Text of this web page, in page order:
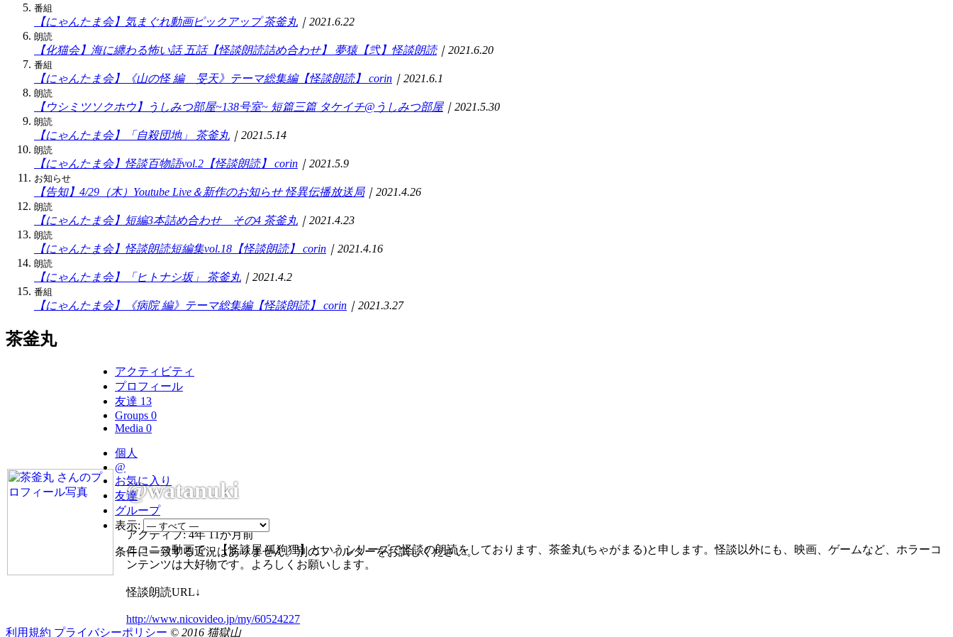
番組
【にゃんたま会】気まぐれ動画ピックアップ 茶釜丸 ｜2021.6.22
朗読
【化猫会】海に纏わる怖い話 五話【怪談朗読詰め合わせ】 夢猿【弐】怪談朗読｜2021.6.20
番組
【にゃんたま会】《山の怪 編 旻天》テーマ総集編【怪談朗読】 corin ｜2021.6.1
朗読
【ウシミツソクホウ】うしみつ部屋~138号室~ 短篇三篇 タケイチ@うしみつ部屋｜2021.5.30
朗読
【にゃんたま会】「自殺団地」 茶釜丸 ｜2021.5.14
朗読
【にゃんたま会】怪談百物語vol.2【怪談朗読】 corin ｜2021.5.9
お知らせ
【告知】4/29（木）Youtube Live＆新作のお知らせ 怪異伝播放送局｜2021.4.26
朗読
【にゃんたま会】短編3本詰め合わせ その4 茶釜丸 ｜2021.4.23
朗読
【にゃんたま会】怪談朗読短編集vol.18【怪談朗読】 corin ｜2021.4.16
朗読
【にゃんたま会】「ヒトナシ坂」 茶釜丸 ｜2021.4.2
番組
【にゃんたま会】《病院 編》テーマ総集編【怪談朗読】 corin ｜2021.3.27
茶釜丸
@watanuki
アクティブ: 4年 11か月前
ニコニコ動画で、【怪談屋 狐狗狸】というシリーズで怪談の朗読をしております、茶釜丸(ちゃがまる)と申します。怪談以外にも、映画、ゲームなど、ホラーコ
ンテンツは大好物です。よろしくお願いします。
怪談朗読URL↓
http://www.nicovideo.jp/my/60524227
アクティビティ
プロフィール
友達 13
Groups 0
Media 0
個人
@
お気に入り
友達
グループ
表示:
条件に一致する近況はありません。別のフィルターをお試しください。
利用規約 プライバシーポリシー © 2016 猫獄山